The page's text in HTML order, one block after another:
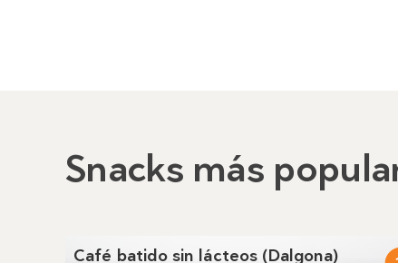
Snacks más
Café batido sin lácteos (Dalgona)